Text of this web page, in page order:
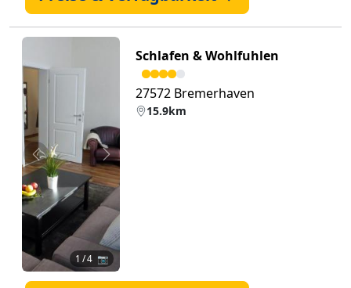
Zurück Weiter
1 / 4 📷
Schlafen & Wohlfuhlen
27572 Bremerhaven
15.9km